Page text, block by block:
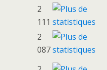
2
111
2
087